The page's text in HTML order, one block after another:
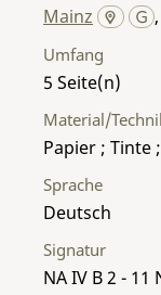
Mainz
Umfang
5
Material/
Papier ; Tinte
Sprache
Deutsch
Signatur
NA IV B 2 - 11